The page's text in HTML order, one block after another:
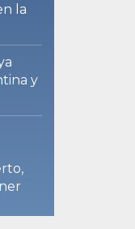
la
y